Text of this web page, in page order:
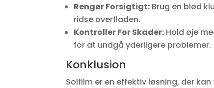
Rengør Forsigtigt: Brug en blød
ridse overfladen.
Kontroller For Skader: Hold øje
for at undgå yderligere problemer.
Konklusion
Solfilm er en effektiv løsning, der